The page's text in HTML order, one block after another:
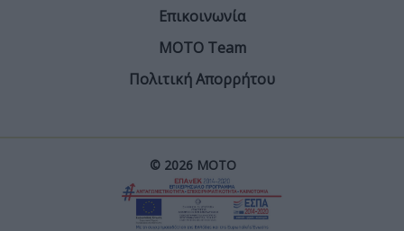
Επικοινωνία
ΜΟΤΟ Team
Πολιτική Απορρήτου
© 2026 ΜΟΤΟ